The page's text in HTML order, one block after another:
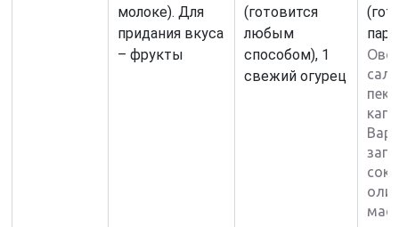
молоке). Для
придания вкуса
– фрукты
(готовится
любым
способом), 1
свежий огурец
сок